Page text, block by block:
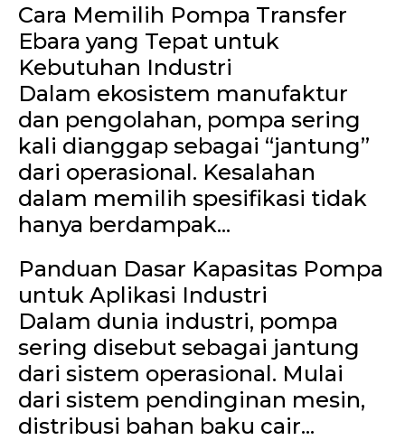
Cara Memilih Pompa Transfer
Ebara yang Tepat untuk
Kebutuhan Industri
Dalam ekosistem manufaktur
dan pengolahan, pompa sering
kali dianggap sebagai “jantung”
dari operasional. Kesalahan
dalam memilih spesifikasi tidak
hanya berdampak...
Panduan Dasar Kapasitas Pompa
untuk Aplikasi Industri
Dalam dunia industri, pompa
sering disebut sebagai jantung
dari sistem operasional. Mulai
dari sistem pendinginan mesin,
distribusi bahan baku cair...